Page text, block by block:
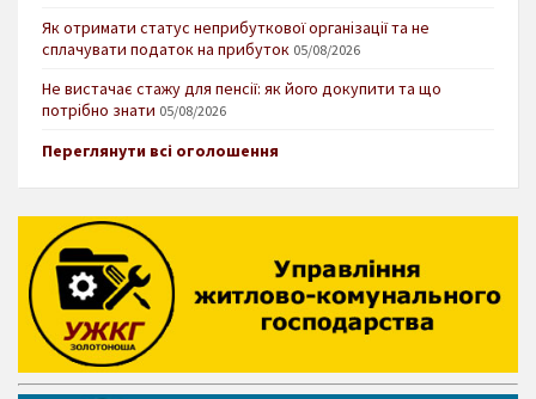
Як отримати статус неприбуткової організації та не
сплачувати податок на прибуток 05/08/2026
Не вистачає стажу для пенсії: як його докупити та що
потрібно знати 05/08/2026
Переглянути всі оголошення